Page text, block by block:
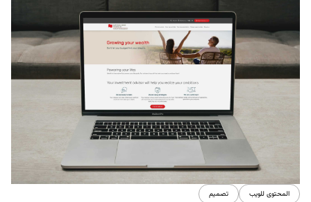
المحتوى للويب تصميم